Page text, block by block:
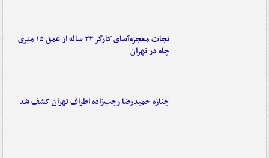
نجات معجزه‌آسای کارگر ۲۲ ساله از عمق ۱۵ متری
چاه در تهران
جنازه حمیدرضا رجب‌زاده اطراف تهران کشف شد